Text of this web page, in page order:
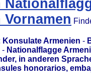
Konsulate Armenien -
- Nationalflagge
in anderen
honorarios,